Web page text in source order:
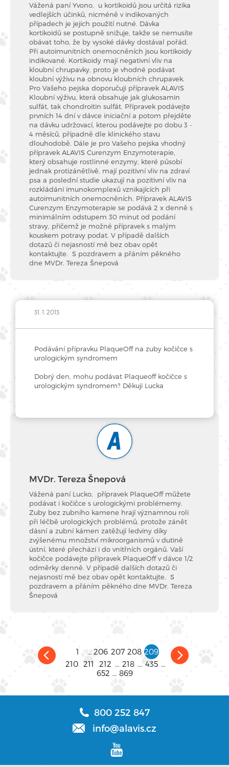
Vážená paní Yvono, u kortikoidů jsou určitá rizika
vedlejších účinků, nicméně v indikovaných
případech je jejich použití nutné. Dávka
kortikoidů se postupně snižuje, takže se nemusíte
obávat toho, že by vysoké dávky dostával pořád.
Při autoimunitních onemocněních jsou kortikoidy
indikované. Kortikoidy mají negativní vliv na
kloubní chrupavky, proto je vhodné podávat
kloubní výživu na obnovu kloubních chrupavek.
Pro Vašeho pejska doporučuji přípravek ALAVIS
Kloubní výživu, která obsahuje jak glukosamin
sulfát, tak chondroitin sulfát. Přípravek podávejte
prvních 14 dní v dávce iniciační a potom přejděte
na dávku udržovací, kterou podávejte po dobu 3 -
4 měsíců, případně dle klinického stavu
dlouhodobě. Dále je pro Vašeho pejska vhodný
přípravek ALAVIS Curenzym Enzymoterapie,
který obsahuje rostlinné enzymy, které působí
jednak protizánětlivě, mají pozitivní vliv na zdraví
psa a poslední studie ukazují na pozitivní vliv na
rozkládání imunokomplexů vznikajících při
autoimunitních onemocněních. Přípravek ALAVIS
Curenzym Enzymoterapie se podává 2 x denně s
minimálním odstupem 30 minut od podání
stravy, přičemž je možné přípravek s malým
kouskem potravy podat. V případě dalších
dotazů či nejasností mě bez obav opět
kontaktujte. S pozdravem a přáním pěkného
dne MVDr. Tereza Šnepová
31. 1. 2013
Podávání přípravku PlaqueOff na zuby kočičce s
urologickým syndromem
Dobrý den, mohu podávat Plaqueoff kočičce s
urologickým syndromem? Děkuji Lucka
MVDr. Tereza Šnepová
Vážená paní Lucko, přípravek PlaqueOff můžete
podávat i kočičce s urologickými problémemy.
Zuby bez zubního kamene hrají významnou roli
při léčbě urologických problémů, protože zánět
dásní a zubní kámen zatěžují ledviny díky
zvýšenému množství mikroorganismů v dutině
ústní, které přechází i do vnitřních orgánů. Vaší
kočičce podávejte přípravek PlaqueOff v dávce 1/2
odměrky denně. V případě dalších dotazů či
nejasností mě bez obav opět kontaktujte. S
pozdravem a přáním pěkného dne MVDr. Tereza
Šnepová
1 206 207 208 209
210 211 212 218 435
652
869
800 252 847
info@alavis.cz